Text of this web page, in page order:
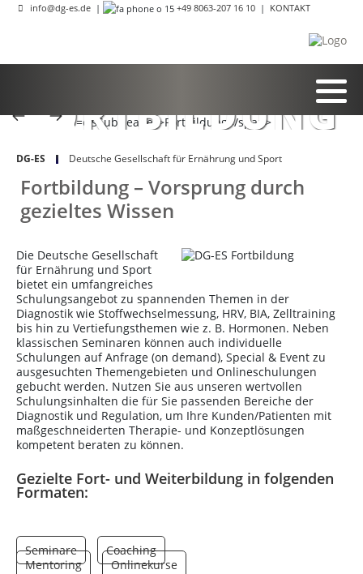
info@dg-es.de | +49 8063-207 16 10 | KONTAKT
FORTBILDUNG
DG-ES Deutsche Gesellschaft für Ernährung und Sport
Fortbildung – Vorsprung durch
gezieltes Wissen
Die Deutsche Gesellschaft
für Ernährung und Sport
bietet ein umfangreiches
Schulungsangebot zu spannenden Themen in der
Diagnostik wie Stoffwechselmessung, HRV, BIA, Zelltraining
bis hin zu Vertiefungsthemen wie z. B. Hormonen. Neben
klassischen Seminaren können auch individuelle
Schulungen auf Anfrage (on demand), Special & Event zu
ausgesuchten Themengebieten und Onlineschulungen
gebucht werden. Nutzen Sie aus unseren wertvollen
Schulungsinhalten die für Sie passenden Bereiche der
Diagnostik und Regulation, um Ihre Kunden/Patienten mit
maßgeschneiderten Therapie- und Konzeptlösungen
kompetent beraten zu können.
Gezielte Fort- und Weiterbildung in folgenden
Formaten:
Seminare
Coaching
Mentoring
Onlinekurse